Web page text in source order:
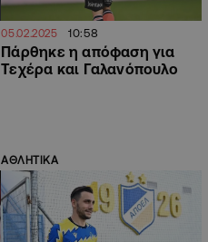
05.02.2025 10:58
Πάρθηκε η απόφαση για
Τεχέρα και Γαλανόπουλο
ΑΘΛΗΤΙΚΑ